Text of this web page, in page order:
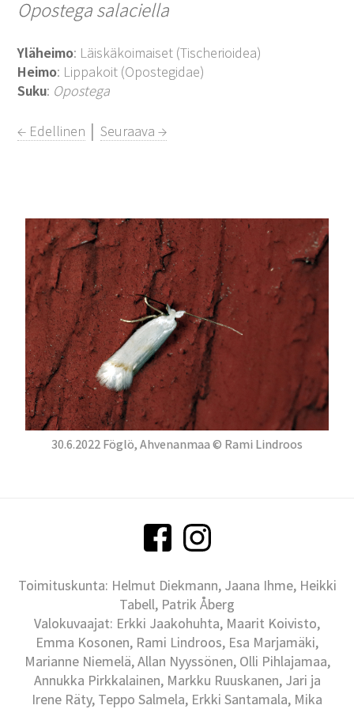
Opostega salaciella
Yläheimo: Läiskäkoimaiset (Tischerioidea)
Heimo: Lippakoit (Opostegidae)
Suku: Opostega
← Edellinen │Seuraava →
30.6.2022 Föglö, Ahvenanmaa © Rami Lindroos
Toimituskunta: Helmut Diekmann, Jaana Ihme, Heikki
Tabell, Patrik Åberg
Valokuvaajat: Erkki Jaakohuhta, Maarit Koivisto,
Emma Kosonen, Rami Lindroos, Esa Marjamäki,
Marianne Niemelä, Allan Nyyssönen, Olli Pihlajamaa,
Annukka Pirkkalainen, Markku Ruuskanen, Jari ja
Irene Räty, Teppo Salmela, Erkki Santamala, Mika